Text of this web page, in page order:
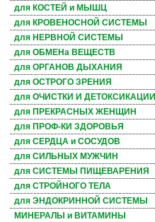
для КОСТЕЙ и МЫШЦ
для КРОВЕНОСНОЙ СИСТЕМЫ
для НЕРВНОЙ СИСТЕМЫ
для ОБМЕНа ВЕЩЕСТВ
для ОРГАНОВ ДЫХАНИЯ
для ОСТРОГО ЗРЕНИЯ
для ОЧИСТКИ И ДЕТОКСИКАЦИИ
для ПРЕКРАСНЫХ ЖЕНЩИН
для ПРОФ-КИ ЗДОРОВЬЯ
для СЕРДЦА и СОСУДОВ
для СИЛЬНЫХ МУЖЧИН
для СИСТЕМЫ ПИЩЕВАРЕНИЯ
для СТРОЙНОГО ТЕЛА
для ЭНДОКРИННОЙ СИСТЕМЫ
МИНЕРАЛЫ и ВИТАМИНЫ